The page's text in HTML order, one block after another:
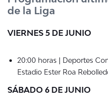
de la Liga
VIERNES 5 DE JUNIO
20:00 horas | Deportes
Estadio Ester Roa
SÁBADO 6 DE JUNIO